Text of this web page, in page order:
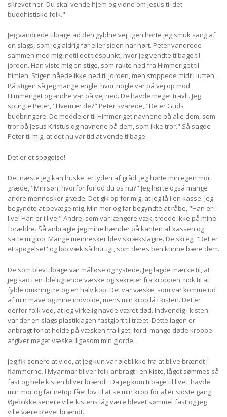
skrevet her. Du skal vende hjem og vidne om Jesus til det
buddhistiske folk."
Jeg vandrede tilbage ad den gyldne vej. Igen hørte jeg smuk sang af
en slags, som jeg aldrig før eller siden har hørt. Peter vandrede
sammen med mig indtil det tidspunkt, hvor jeg vendte tilbage til
jorden. Han viste mig en stige, som rakte ned fra Himmeriget til
himlen. Stigen nåede ikke ned til jorden, men stoppede midt i luften.
På stigen så jeg mange engle, hvor nogle var på vej op mod
Himmeriget og andre var på vej ned. De havde meget travlt. Jeg
spurgte Peter, "Hvem er de?" Peter svarede, "De er Guds
budbringere. De meddeler til Himmeriget navnene på alle dem, som
tror på Jesus Kristus og navnene på dem, som ikke tror." Så sagde
Peter til mig, at det nu var tid at vende tilbage.
Det er et spøgelse!
Det næste jeg kan huske, er lyden af gråd. Jeg hørte min egen mor
græde, "Min søn, hvorfor forlod du os nu?" Jeg hørte også mange
andre mennesker græde. Det gik op for mig, at jeg lå i en kasse. Jeg
begyndte at bevæge mig. Min mor og far begyndte at råbe, "Han er i
live! Han er i live!" Andre, som var længere væk, troede ikke på mine
forældre. Så anbragte jeg mine hænder på kanten af kassen og
satte mig op. Mange mennesker blev skrækslagne. De skreg, "Det er
et spøgelse!" og løb væk så hurtigt, som deres ben kunne bære dem.
De som blev tilbage var målløse og rystede. Jeg lagde mærke til, at
jeg sad i en ildelugtende væske og sekreter fra kroppen, nok til at
fylde omkring tre og en halv kop. Det var væske, som var komme ud
af min mave og mine indvolde, mens min krop lå i kisten. Det er
derfor folk ved, at jeg virkelig havde været død. Indvendig i kisten
var der en slags plastiklagen fastgjort til træet. Dette lagen er
anbragt for at holde på væsken fra liget, fordi mange døde kroppe
afgiver meget væske, ligesom min gjorde.
Jeg fik senere at vide, at jeg kun var øjeblikke fra at blive brændt i
flammerne. I Myanmar bliver folk anbragt i en kiste, låget sømmes så
fast og hele kisten bliver brændt. Da jeg kom tilbage til livet, havde
min mor og far netop fået lov til at se min krop for aller sidste gang.
Øjeblikke senere ville kistens låg være blevet sømmet fast og jeg
ville være blevet brændt.